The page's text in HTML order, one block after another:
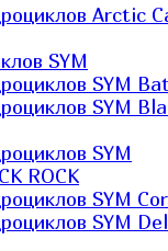
Arctic
SYM
SYM
SYM
SYM
ROCK
SYM
SYM